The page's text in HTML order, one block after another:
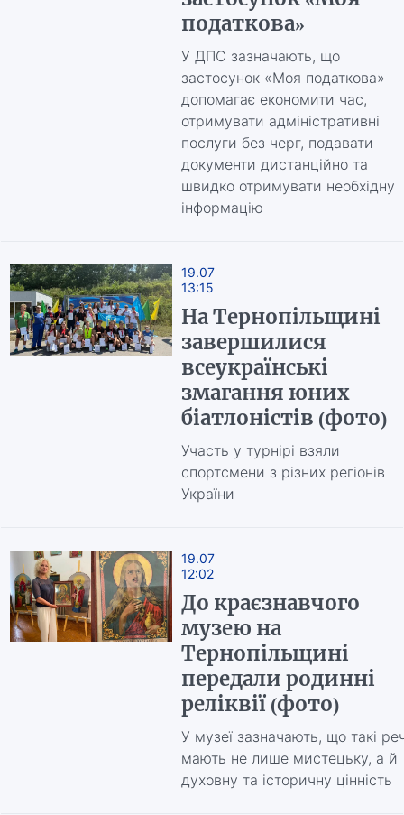
податкова»
У ДПС зазначають, що
застосунок «Моя податкова»
допомагає економити час,
отримувати адміністративні
послуги без черг, подавати
документи дистанційно та
швидко отримувати необхідну
інформацію
19.07
13:15
На Тернопільщині
завершилися
всеукраїнські
змагання юних
біатлоністів (фото)
Участь у турнірі взяли
спортсмени з різних регіонів
України
19.07
12:02
До краєзнавчого
музею на
Тернопільщині
передали родинні
реліквії (фото)
У музеї зазначають, що такі
мають не лише мистецьку, а й
духовну та історичну цінність